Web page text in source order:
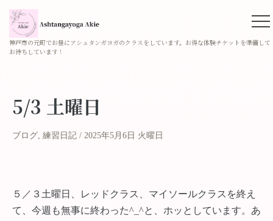
神戸市の元町でお昼にアシュタンガヨガのクラスをしています。お得な体験チケットを準備して
お待ちしています！
5/3 土曜日
ブログ, 練習日記 2025年5月6日 火曜日
５／３土曜日、レッドクラス、マイソールクラスを終え
て、今週も無事に終わった^_^と、ホッとしています。あ